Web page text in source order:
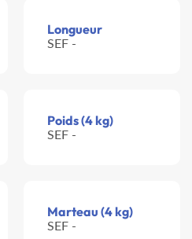
Longueur
SEF -
Poids (4 kg)
SEF -
Marteau (4 kg)
SEF -